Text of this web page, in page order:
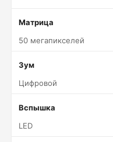
Матрица
50 мегапикселей
Зум
Цифровой
Вспышка
LED